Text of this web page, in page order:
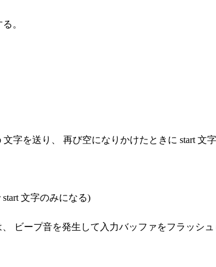
。
字を送り、 再び空になりかけたときに start 文
文字のみになる)
ビープ音を発生して入力バッファをフラッシュ